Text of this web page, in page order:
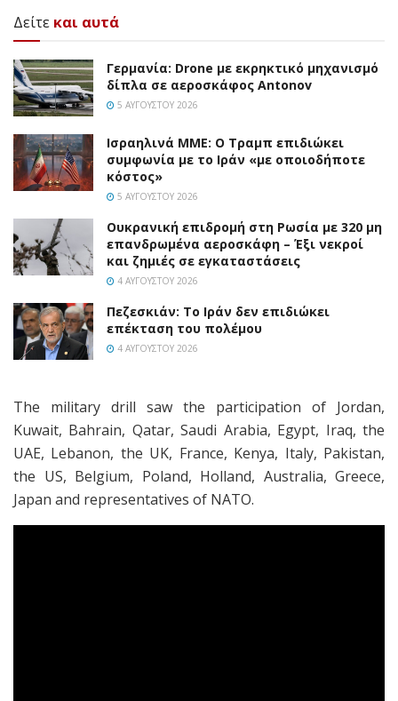
Δείτε και αυτά
Γερμανία: Drone με εκρηκτικό μηχανισμό
δίπλα σε αεροσκάφος Antonov
5 ΑΥΓΟΎΣΤΟΥ 2026
Ισραηλινά ΜΜΕ: Ο Τραμπ επιδιώκει
συμφωνία με το Ιράν «με οποιοδήποτε
κόστος»
5 ΑΥΓΟΎΣΤΟΥ 2026
Ουκρανική επιδρομή στη Ρωσία με 320 μη
επανδρωμένα αεροσκάφη – Έξι νεκροί
και ζημιές σε εγκαταστάσεις
4 ΑΥΓΟΎΣΤΟΥ 2026
Πεζεσκιάν: Το Ιράν δεν επιδιώκει
επέκταση του πολέμου
4 ΑΥΓΟΎΣΤΟΥ 2026
The military drill saw the participation of Jordan,
Kuwait, Bahrain, Qatar, Saudi Arabia, Egypt, Iraq, the
UAE, Lebanon, the UK, France, Kenya, Italy, Pakistan,
the US, Belgium, Poland, Holland, Australia, Greece,
Japan and representatives of NATO.